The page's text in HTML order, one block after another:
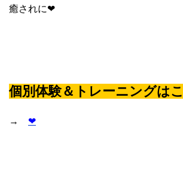
癒されに❤
個別体験＆トレーニングは
→ ❤︎